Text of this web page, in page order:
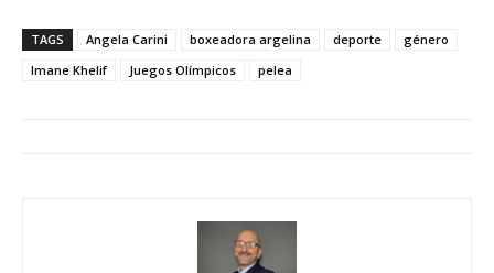
TAGS Angela Carini boxeadora argelina deporte
género
Imane Khelif
Juegos Olímpicos pelea